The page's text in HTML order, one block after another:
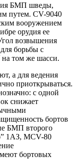
БМП шведы,
путем. CV-9040
вооружением
орудия ее
возвышения
борьбы с
том же шасси.
а для ведения
приоткрываться.
с одной
снижает
бортов
БМП второго
1АЗ, MCV-80
бортовых